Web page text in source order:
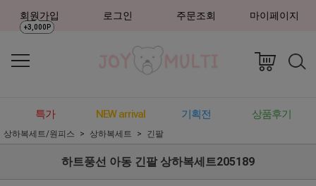
회원가입
+3,000P
로그인 주문조회 마이페이지
특가 NEW arrival 기획전 상품후기
상하복세트/원피스 상하복세트 긴팔
하트풍선 아동 긴팔 상하복세트205189